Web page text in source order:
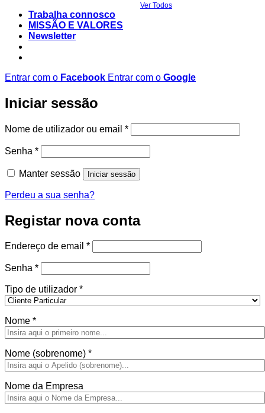
Ver Todos
Trabalha connosco
MISSÃO E VALORES
Newsletter
Entrar com o Facebook Entrar com o Google
Iniciar sessão
Nome de utilizador ou email *Obrigatório
Senha *Obrigatório
Manter sessão Iniciar sessão
Perdeu a sua senha?
Registar nova conta
Endereço de email *Obrigatório
Senha *Obrigatório
Tipo de utilizador *
Nome *
Nome (sobrenome) *
Nome da Empresa